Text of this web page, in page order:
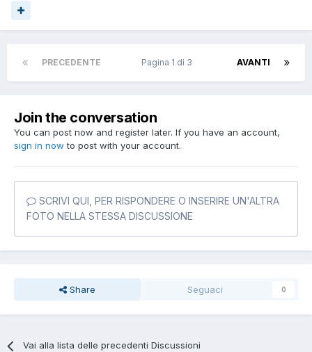
PRECEDENTE AVANTI
Pagina 1 di 3
Join the conversation
You can post now and register later. If you have an account,
sign in now to post with your account.
SCRIVI QUI, PER RISPONDERE O INSERIRE UN'ALTRA
FOTO NELLA STESSA DISCUSSIONE
Share Seguaci 0
Vai alla lista delle precedenti Discussioni